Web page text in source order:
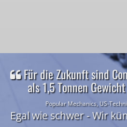
Für die Zukunft sind
als 1,5 Tonnen
Popular Mechanics, US-
Egal wie schwer - Wir